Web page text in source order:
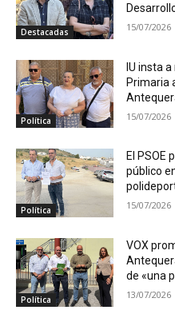
Destacadas 15/07/2026
Política
IU insta
Primaria
15/07/2026
Política
El PSOE
público
15/07/2026
Política
VOX
de «una
13/07/2026